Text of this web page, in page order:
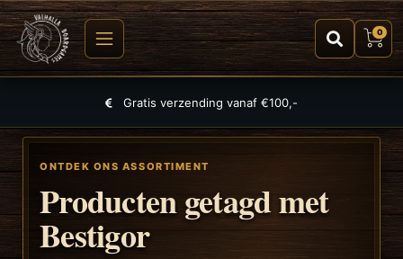
0
Gratis verzending vanaf €100,-
ONTDEK ONS ASSORTIMENT
Producten getagd met
Bestigor